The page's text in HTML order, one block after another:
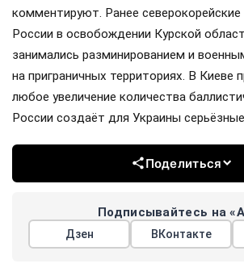
комментируют. Ранее
России в освобождении Курской
занимались разминированием и
на приграничных территориях. В Киеве
любое увеличение количества
России создаёт для Украины
Поделиться
Подписывайтесь на
Дзен ВКонтакте